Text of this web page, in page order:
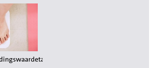
als je wilt afvallen?